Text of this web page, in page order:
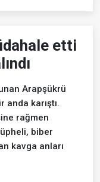
etti
Arapşükrü
anda karıştı.
rağmen
biber
kavga anları